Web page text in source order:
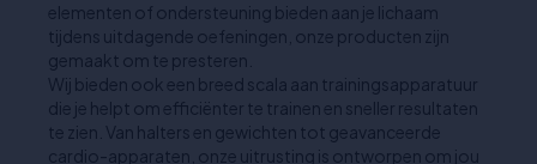
elementen of ondersteuning bieden aan je lichaam
tijdens uitdagende oefeningen, onze producten zijn
gemaakt om te presteren.
Wij bieden ook een breed scala aan trainingsapparatuur
die je helpt om efficiënter te trainen en sneller resultaten
te zien. Van halters en gewichten tot geavanceerde
cardio-apparaten, onze uitrusting is ontworpen om jou